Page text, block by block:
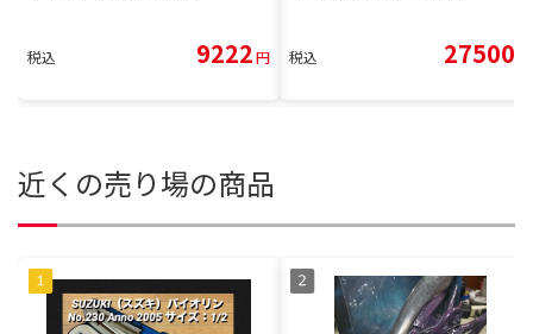
税込 9222円 税込 27500
近くの売り場の商品